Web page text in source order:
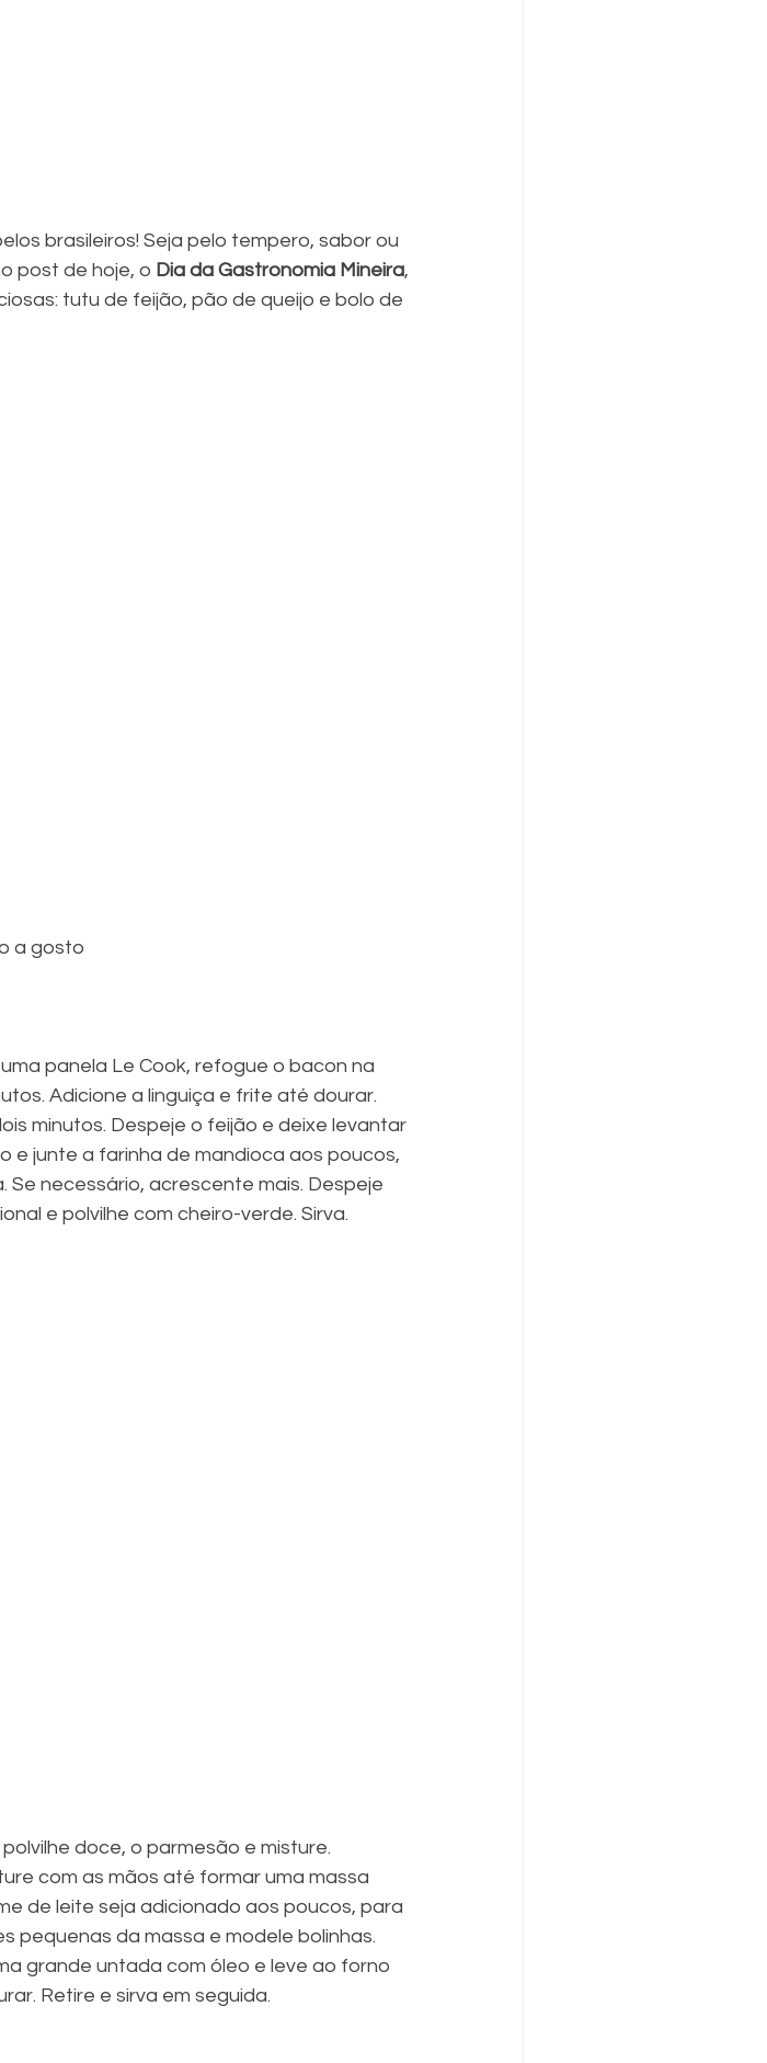
brasileiros! Seja pelo tempero, sabor ou
post de hoje, o Dia da Gastronomia Mineira,
tutu de feijão, pão de queijo e bolo de
a gosto
panela Le Cook, refogue o bacon na
Adicione a linguiça e frite até dourar.
minutos. Despeje o feijão e deixe levantar
e junte a farinha de mandioca aos poucos,
necessário, acrescente mais. Despeje
e polvilhe com cheiro-verde. Sirva.
doce, o parmesão e misture.
com as mãos até formar uma massa
de leite seja adicionado aos poucos, para
pequenas da massa e modele bolinhas.
grande untada com óleo e leve ao forno
Retire e sirva em seguida.